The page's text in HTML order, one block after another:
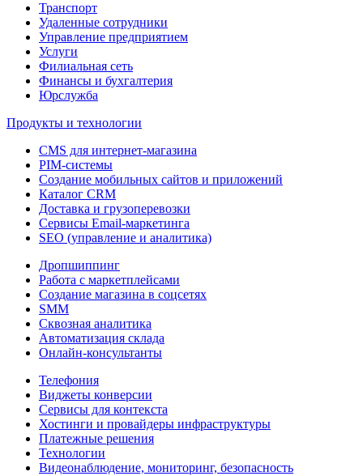
Транспорт
Удаленные сотрудники
Управление предприятием
Услуги
Филиальная сеть
Финансы и бухгалтерия
Юрслужба
Продукты и технологии
CMS для интернет-магазина
PIM-системы
Создание мобильных сайтов и приложений
Каталог CRM
Доставка и грузоперевозки
Сервисы Email-маркетинга
SEO (управление и аналитика)
Дропшиппинг
Работа с маркетплейсами
Создание магазина в соцсетях
SMM
Сквозная аналитика
Автоматизация склада
Онлайн-консультанты
Телефония
Виджеты конверсии
Сервисы для контекста
Хостинги и провайдеры инфраструктуры
Платежные решения
Технологии
Видеонаблюдение, мониторинг, безопасность